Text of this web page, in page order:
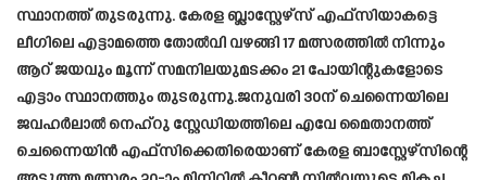
സ്ഥാനത്ത് തുടരുന്നു. കേരള ബ്ലാസ്റ്റേഴ്‌സ് എഫ്‌സിയാകട്ടെ
ലീഗിലെ എട്ടാമത്തെ തോൽവി വഴങ്ങി 17 മത്സരത്തിൽ നിന്നും
ആറ് ജയവും മൂന്ന് സമനിലയുമടക്കം 21 പോയിന്റുകളോടെ
എട്ടാം സ്ഥാനത്തും തുടരുന്നു.ജനുവരി 30ന് ചെന്നൈയിലെ
ജവഹർലാൽ നെഹ്‌റു സ്റ്റേഡിയത്തിലെ എവേ മൈതാനത്ത്
ചെന്നൈയിൻ എഫ്‌സിക്കെതിരെയാണ് കേരള ബാസ്റ്റേഴ്സിന്റെ